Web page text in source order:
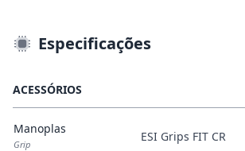
Especificações
ACESSÓRIOS
Manoplas
Grip
ESI Grips FIT CR